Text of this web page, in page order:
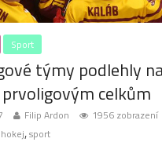
Sport
týmy podlehly
celkům
Filip Ardon 1956 zobrazení
hokej,sport